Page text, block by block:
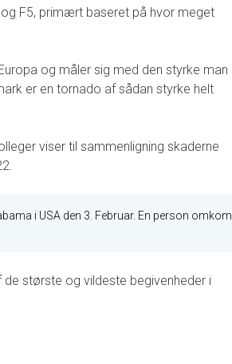
F5, primært baseret på hvor meget
og måler sig med den styrke man
er en tornado af sådan styrke helt
viser til sammenligning skaderne
i USA den 3. Februar. En person omkom
største og vildeste begivenheder i